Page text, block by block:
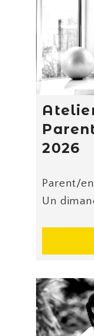
2026
Parent/
Un